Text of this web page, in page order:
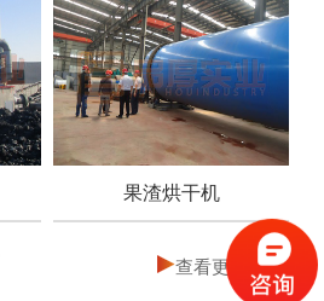
果渣烘干机
查看更多